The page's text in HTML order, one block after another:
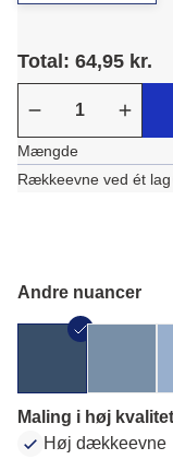
Total: 64,95 kr.
Mængde
Rækkeevne ved ét lag
Andre nuancer
Maling i høj kvalitet
Høj dækkeevne